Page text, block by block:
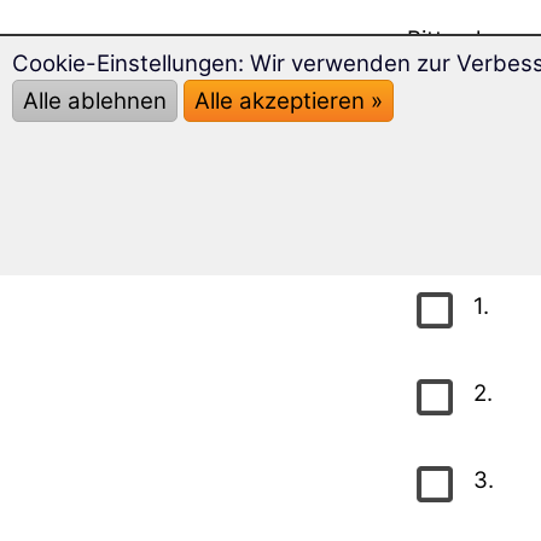
Bitte
1.
2.
3.
Cookie-Einstellungen: Wir verwenden zur
Alle ablehnen
Alle akzeptieren »